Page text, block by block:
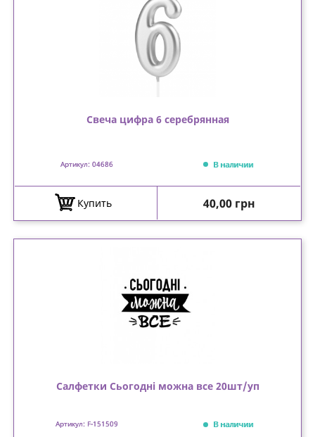
Свеча цифра 6 серебрянная
Артикул: 04686 В наличии
Купить Цена
40,00 грн
Салфетки Сьогодні можна все 20шт/уп
Артикул: F-151509 В наличии